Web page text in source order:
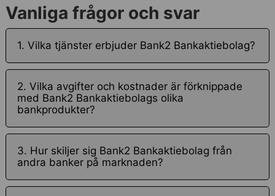
Vanliga frågor och svar
1. Vilka tjänster erbjuder Bank2 Bankaktiebolag?
2. Vilka avgifter och kostnader är förknippade
med Bank2 Bankaktiebolags olika
bankprodukter?
3. Hur skiljer sig Bank2 Bankaktiebolag från
andra banker på marknaden?